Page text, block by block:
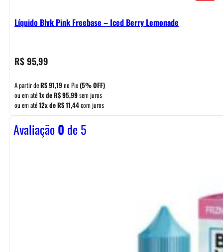
Líquido Blvk Pink Freebase – Iced Berry Lemonade
R$95,99
A partir deR$91,19no Pix(5% OFF)
ou em até1x deR$95,99sem juros
ou em até12x deR$11,44com juros
Avaliação0 de 5